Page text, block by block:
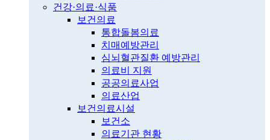
건강·의료·식품
보건의료
통합돌봄의료
치매예방관리
심뇌혈관질환 예방관리
의료비 지원
공공의료사업
의료산업
보건의료시설
보건소
의료기관 현황